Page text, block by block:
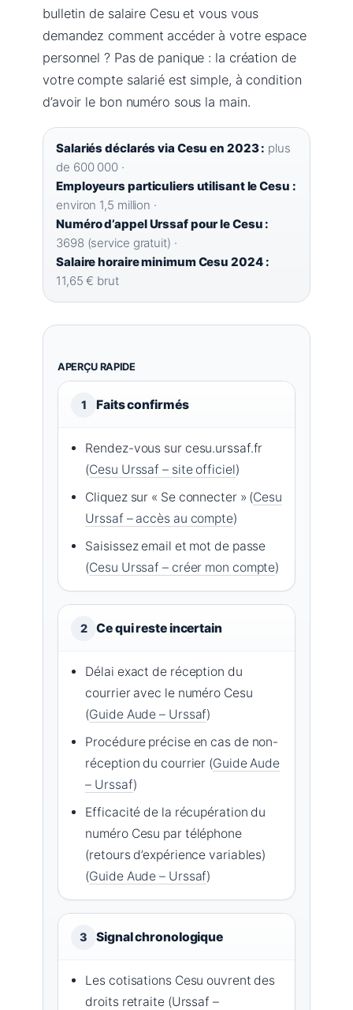
bulletin de salaire Cesu et vous vous
demandez comment accéder à votre espace
personnel ? Pas de panique : la création de
votre compte salarié est simple, à condition
d’avoir le bon numéro sous la main.
Salariés déclarés via Cesu en 2023 : plus
de 600 000 ·
Employeurs particuliers utilisant le Cesu :
environ 1,5 million ·
Numéro d’appel Urssaf pour le Cesu :
3698 (service gratuit) ·
Salaire horaire minimum Cesu 2024 :
11,65 € brut
APERÇU RAPIDE
1 Faits confirmés
Rendez-vous sur cesu.urssaf.fr
(Cesu Urssaf – site officiel)
Cliquez sur « Se connecter » (Cesu
Urssaf – accès au compte)
Saisissez email et mot de passe
(Cesu Urssaf – créer mon compte)
2 Ce qui reste incertain
Délai exact de réception du
courrier avec le numéro Cesu
(Guide Aude – Urssaf)
Procédure précise en cas de non-
réception du courrier (Guide Aude
– Urssaf)
Efficacité de la récupération du
numéro Cesu par téléphone
(retours d’expérience variables)
(Guide Aude – Urssaf)
3 Signal chronologique
Les cotisations Cesu ouvrent des
droits retraite (Urssaf –